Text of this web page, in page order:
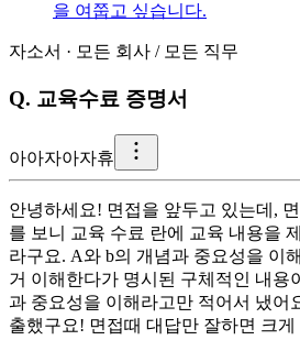
을 여쭙고 싶습니다.
자소서 · 모든 회사 / 모든 직무
Q. 교육수료 증명서
아아자아자휴
안녕하세요! 면접을 앞두고 있는데,
를 보니 교육 수료 란에 교육 내용을
라구요. A와 b의 개념과 중요성을 이
거 이해한다가 명시된 구체적인 내용
과 중요성을 이해라고만 적어서 냈어
출했구요! 면접때 대답만 잘하면 크게